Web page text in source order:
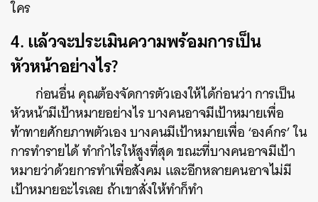
ใคร
4. แล้วจะประเมินความพร้อมการเป็น
หัวหน้าอย่างไร?
ก่อนอื่น คุณต้องจัดการตัวเองให้ได้ก่อนว่า การเป็น
หัวหน้ามีเป้าหมายอย่างไร บางคนอาจมีเป้าหมายเพื่อ
ท้าทายศักยภาพตัวเอง บางคนมีเป้าหมายเพื่อ ‘องค์กร’ ใน
การทำรายได้ ทำกำไรให้สูงที่สุด ขณะที่บางคนอาจมีเป้า
หมายว่าด้วยการทำเพื่อสังคม และอีกหลายคนอาจไม่มี
เป้าหมายอะไรเลย ถ้าเขาสั่งให้ทำก็ทำ
SHARE TWEET EMAIL